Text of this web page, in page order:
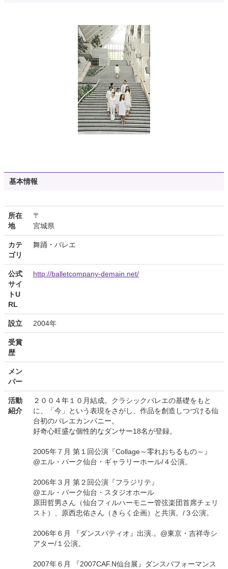
基本情報
所在
地
〒
宮城県
カテ
ゴリ
舞踊・バレエ
公式
サイ
トU
RL
http://balletcompany-demain.net/
設立 2004年
受賞
歴
メン
バー
活動
紹介
２００４年１０月結成。クラシックバレエの基礎をもと
に、「今」という表現をさがし、作品を創造しつづける仙
台初のバレエカンパニー。
好奇心旺盛な個性的なダンサー18名が登録。
2005年７月 第１回公演『Collage～零れおちるもの～』
@エル・パーク仙台・ギャラリーホール/４公演。
2006年３月 第２回公演『フラジリテ』
@エル・パーク仙台・スタジオホール
原田哲男さん（仙台フィルハーモニー管弦楽団首席チェリ
スト）、原西忠佑さん（きらく企画）と共演。/３公演。
2006年６月 『ダンスパティオ』出演.。@東京・吉祥寺シ
アター/１公演。
2007年６月 『2007CAF.N仙台展』ダンスパフォーマンス